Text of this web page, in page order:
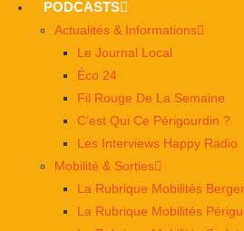
PODCASTS
Actualités & Informations
Le Journal Local
Éco 24
Fil Rouge De La Semaine
C’est Qui Ce Périgourdin ?
Les Interviews Happy Radio
Mobilité & Sorties
La Rubrique Mobilités
La Rubrique Mobilités